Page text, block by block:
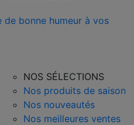
de bonne humeur à vos
NOS SÉLECTIONS
Nos produits de saison
Nos nouveautés
Nos meilleures ventes